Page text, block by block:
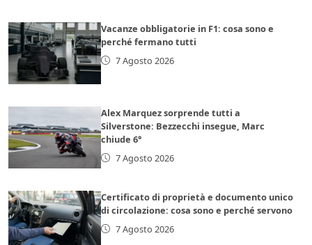
Vacanze obbligatorie in F1: cosa sono e
perché fermano tutti
7 Agosto 2026
Alex Marquez sorprende tutti a
Silverstone: Bezzecchi insegue, Marc
chiude 6°
7 Agosto 2026
Certificato di proprietà e documento unico
di circolazione: cosa sono e perché servono
7 Agosto 2026